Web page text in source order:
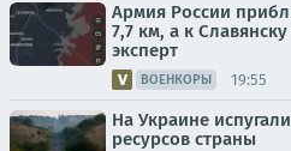
Армия России
7,7 км, а к
эксперт
ВОЕНКОРЫ 19:55
На Украине
ресурсов страны